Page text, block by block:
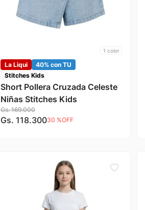
1 color
La Liqui
40% con TU
Stitches Kids
Short Pollera Cruzada Celeste
Niñas Stitches Kids
Gs. 169.000
Gs. 118.30030 %OFF